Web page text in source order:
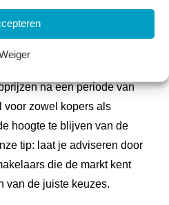
jou?
stellen dat de
na een periode van
voor zowel kopers als
hoogte te blijven van de
tip: laat je adviseren door
die de markt kent
van de juiste keuzes.